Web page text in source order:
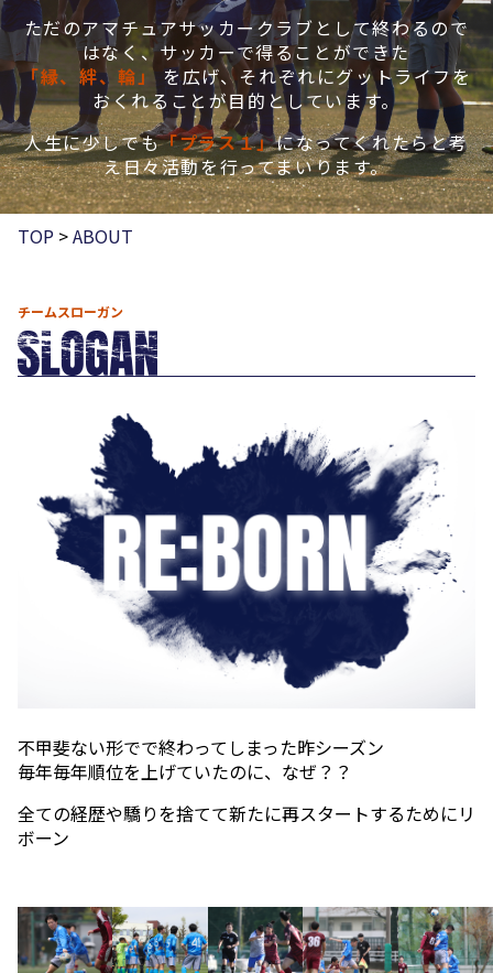
ただのアマチュアサッカークラブとして終わるので
はなく、サッカーで得ることができた
「縁、絆、輪」 を広げ、それぞれにグットライフを
おくれることが目的としています。
人生に少しでも「プラス１」になってくれたらと考
え日々活動を行ってまいります。
TOP >ABOUT
チームスローガン
不甲斐ない形でで終わってしまった昨シーズン
毎年毎年順位を上げていたのに、なぜ？？
全ての経歴や驕りを捨てて新たに再スタートするためにリ
ボーン